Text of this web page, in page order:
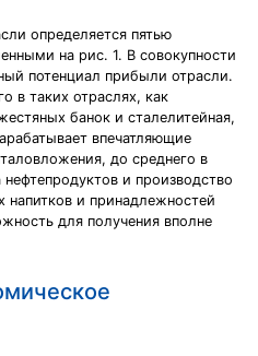
определяется пятью
на рис. 1. В совокупности
потенциал прибыли отрасли.
в таких отраслях, как
банок и сталелитейная,
впечатляющие
до среднего в
и производство
напитков и принадлежностей
для получения вполне